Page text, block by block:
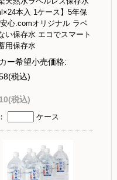
本入 1ケース】5年保
心.comオリジナル ラベ
い保存水 エコでスマート
用保存水
ー希望小売価格:
(税込)
(税込)
ケース